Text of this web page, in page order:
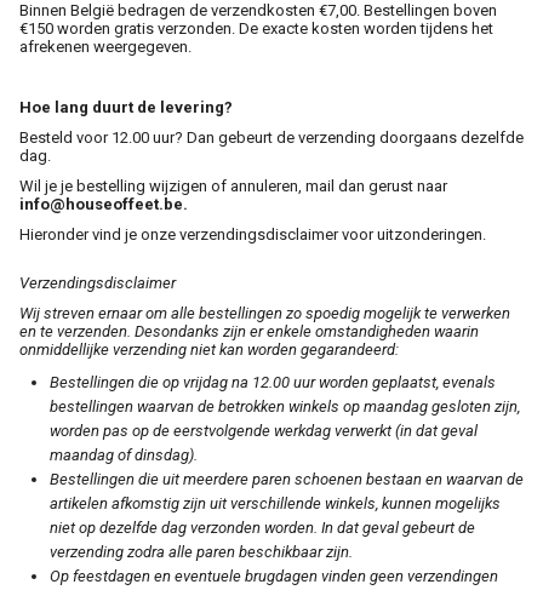
Gratis verzenden vanaf €150
Binnen België bedragen de verzendkosten €7,00. Bestellingen boven
€150 worden gratis verzonden. De exacte kosten worden tijdens het
afrekenen weergegeven.
Hoe lang duurt de levering?
Besteld voor 12.00 uur? Dan gebeurt de verzending doorgaans dezelfde
dag.
Wil je je bestelling wijzigen of annuleren, mail dan gerust naar
info@houseoffeet.be.
Hieronder vind je onze verzendingsdisclaimer voor uitzonderingen.
Verzendingsdisclaimer
Wij streven ernaar om alle bestellingen zo spoedig mogelijk te verwerken
en te verzenden. Desondanks zijn er enkele omstandigheden waarin
onmiddellijke verzending niet kan worden gegarandeerd:
Bestellingen die op vrijdag na 12.00 uur worden geplaatst, evenals
bestellingen waarvan de betrokken winkels op maandag gesloten zijn,
worden pas op de eerstvolgende werkdag verwerkt (in dat geval
maandag of dinsdag).
Bestellingen die uit meerdere paren schoenen bestaan en waarvan de
artikelen afkomstig zijn uit verschillende winkels, kunnen mogelijks
niet op dezelfde dag verzonden worden. In dat geval gebeurt de
verzending zodra alle paren beschikbaar zijn.
Op feestdagen en eventuele brugdagen vinden geen verzendingen